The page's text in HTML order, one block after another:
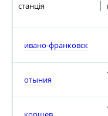
станція
ивано-франковск
отыния